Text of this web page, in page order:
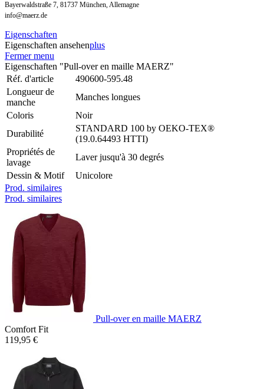
Bayerwaldstraße 7, 81737 München, Allemagne
info@maerz.de
Eigenschaften
Eigenschaften ansehenplus
Fermer menu
Eigenschaften "Pull-over en maille MAERZ"
Réf. d'article
490600-595.48
Longueur de
manche
Manches longues
Coloris
Noir
Durabilité
STANDARD 100 by OEKO-TEX®
(19.0.64493 HTTI)
Propriétés de
lavage
Laver jusqu'à 30 degrés
Dessin & Motif
Unicolore
Prod. similaires
Prod. similaires
Pull-over en maille MAERZ
Comfort Fit
119,95 €